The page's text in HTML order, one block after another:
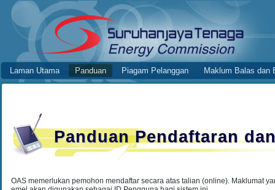
Skip to Content
Online Application System
Panduan
Navigation
Laman Utama Panduan Piagam Pelanggan Maklum Balas dan
Panduan Pendaftaran
OAS memerlukan pemohon mendaftar secara atas talian (online). Maklumat